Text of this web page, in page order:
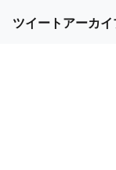
ツイートアーカイ